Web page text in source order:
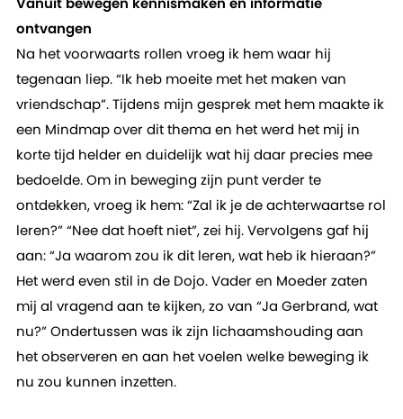
ontvangen
Na het voorwaarts rollen vroeg ik hem waar hij
tegenaan liep. “Ik heb moeite met het maken van
vriendschap”. Tijdens mijn gesprek met hem maakte ik
een Mindmap over dit thema en het werd het mij in
korte tijd helder en duidelijk wat hij daar precies mee
bedoelde. Om in beweging zijn punt verder te
ontdekken, vroeg ik hem: “Zal ik je de achterwaartse rol
leren?” “Nee dat hoeft niet”, zei hij. Vervolgens gaf hij
aan: “Ja waarom zou ik dit leren, wat heb ik hieraan?”
Het werd even stil in de Dojo. Vader en Moeder zaten
mij al vragend aan te kijken, zo van “Ja Gerbrand, wat
nu?” Ondertussen was ik zijn lichaamshouding aan
het observeren en aan het voelen welke beweging ik
nu zou kunnen inzetten.